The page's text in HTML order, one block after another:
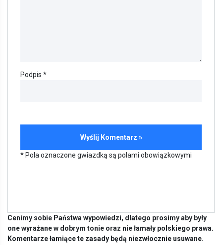
Podpis *
* Pola oznaczone gwiazdką są polami obowiązkowymi
Cenimy sobie Państwa wypowiedzi, dlatego prosimy aby były
one wyrażane w dobrym tonie oraz nie łamały polskiego prawa.
Komentarze łamiące te zasady będą niezwłocznie usuwane.